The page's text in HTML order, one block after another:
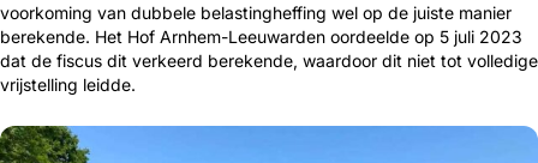
voorkoming van dubbele belastingheffing wel op de juiste manier
berekende. Het Hof Arnhem-Leeuwarden oordeelde op 5 juli 2023
dat de fiscus dit verkeerd berekende, waardoor dit niet tot volledige
vrijstelling leidde.